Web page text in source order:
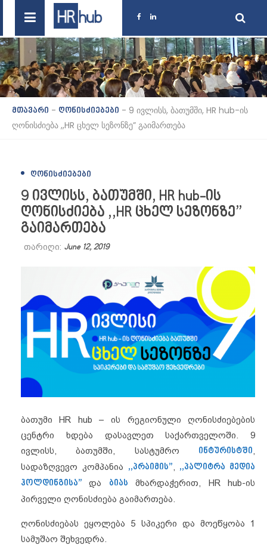
მთავარი - ღონისძიებები - 9 ივლისს, ბათუმში, HR hub-ის
ღონისძიება ,,HR ცხელ სეზონზე” გაიმართება
ᲦᲝᲜᲘᲡᲫᲘᲔᲑᲔᲑᲘ
9 ივლისს, ბათუმში, HR hub-ის
ღონისძიება ,,HR ცხელ სეზონზე”
გაიმართება
თარიღი: June 12, 2019
ბათუმი HR hub – ის რეგიონული ღონისძიებების
ცენტრი ხდება დასავლეთ საქართველოში. 9
ივლისს, ბათუმში, სასტუმრო ინტურისტში
სადაზღვევო კომპანია ,,პრაიმის”
,,პალიტრა მედია
ჰოლდინგისა”და ბიას მხარდაჭერით, HR hub-ის
პირველი ღონისძიება გაიმართება.
ღონისძიებას ეყოლება 5 სპიკერი და მოეწყობა 1
სამუშაო შეხვედრა.